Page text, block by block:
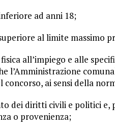
ad anni 18;
al limite massimo
all’impiego e alle
l’Amministrazione
concorso, ai sensi della
dei diritti civili e politici e,
o provenienza;